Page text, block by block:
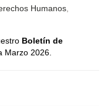
Humanos
Boletín de
Marzo 2026.